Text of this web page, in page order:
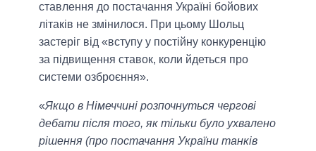
ставлення до постачання Україні бойових
літаків не змінилося. При цьому Шольц
застеріг від «вступу у постійну конкуренцію
за підвищення ставок, коли йдеться про
системи озброєння».
«Якщо в Німеччині розпочнуться чергові
дебати після того, як тільки було ухвалено
рішення (про постачання України танків